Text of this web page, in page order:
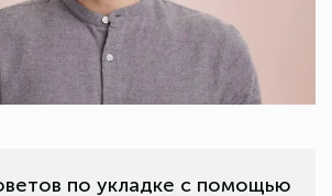
по укладке с помощью